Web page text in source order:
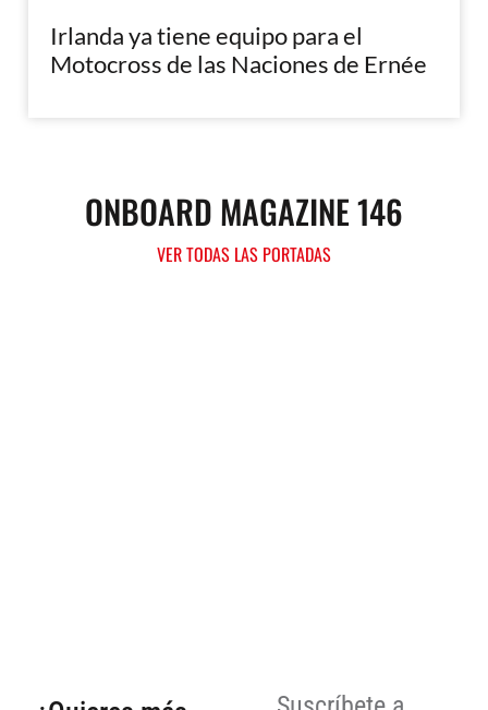
Irlanda ya tiene equipo para el
Motocross de las Naciones de Ernée
ONBOARD MAGAZINE 146
VER TODAS LAS PORTADAS